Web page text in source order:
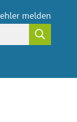
melden